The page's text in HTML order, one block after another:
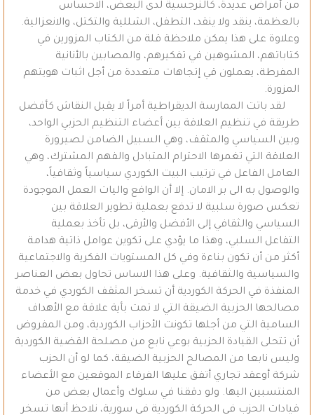
من أمراض عديدة، كالنرجسية لدى البعض، الاحساس
بالعظمة، ينقد ولا ينقد، التطفل، الشللية والتكتل، والانعزالية.
وعلاوة على هذا يمكن ملاحظة قلة من الكتاب المزورين في
كتاباتهم، المشوهين في تفكيرهم، والمصابين بالأنانية
المفرطة، يعملون قي إتجاهات متعددة من أجل اثبات هويتهم
المزورة.
لقد باتت الممارسة الديقراطية أمراً لا يقبل النقاش كأفضل
طريقة في تنظيم العلاقة بين أعضاء التنظيم الحزبي الواحد،
وبين السياسي والمثقف، وهي السبيل الضامن لصيرورة
العلاقة التي تغمرها الاحترام المتبادل والفهم المشترك، وهي
العامل الفاعل في ترتيب البيت الكوردي سياسياً وثقافياً،
والوصول به الى بر الامان. إلا أن الواقع واليات العمل الموجودة
تعكس صورة سلبية لا تدفع بعملية تطوير العلاقة بين
السياسي والثقافي إلى الأفضل والأرقى، بل تأخذ بعملية
التفاعل السلبي، وهذا ما يؤدي على تكوين عوامل ذاتية هدامة
أكثر من أن تكون بناءة وفي كل المستويات الفكرية والاجتماعية
والسياسية والثقافية. وعلى هذا الاساس تحاول بعض العناصر
المنفذة في الحركة الكوردية أن تسخر المثقف الكوردي في خدمة
مصالحها الحزبية الضيقة التي لا تمت بأية علاقة مع الأهداف
السامية التي من أجلها تكونت الأحزاب الكوردية، ومن المفروض
أن تتحلى القيادة الحزبية بوعي نابع من مصلحة القضية الكوردية
وليس نابعا من المصالح الحزبية الضيقة، كما لو أن الحزب
شركة أوعقد تجاري أتفق عليها الفرقاء الموقعين مع الأعضاء
المنتسبين اليها. ولو دققنا في سلوك وأعمال بعض من
قيادات الحزب في الحركة الكوردية في سورية، نلاحظ أنها تسخر